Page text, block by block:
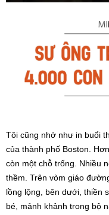
Tôi cũng nhớ như in buổi
của thành phố Boston.
còn một chỗ trống. Nhiều
thềm. Trên vòm giáo
lồng lộng, bên dưới, thiền
bé, mảnh khảnh trong bộ